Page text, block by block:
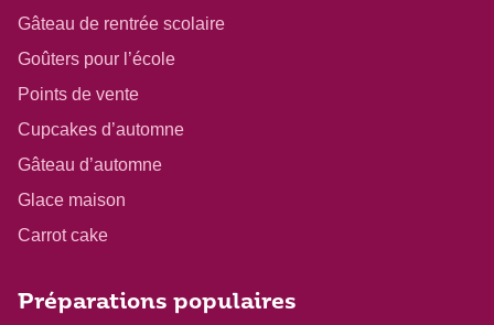
Gâteau de rentrée scolaire
Goûters pour l’école
Points de vente
Cupcakes d’automne
Gâteau d’automne
Glace maison
Carrot cake
Préparations populaires